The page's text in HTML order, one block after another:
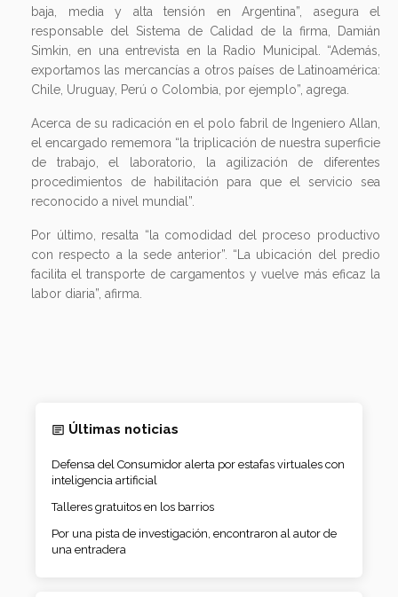
baja, media y alta tensión en Argentina”, asegura el
responsable del Sistema de Calidad de la firma, Damián
Simkin, en una entrevista en la Radio Municipal. “Además,
exportamos las mercancías a otros países de Latinoamérica:
Chile, Uruguay, Perú o Colombia, por ejemplo”, agrega.
Acerca de su radicación en el polo fabril de Ingeniero Allan,
el encargado rememora “la triplicación de nuestra superficie
de trabajo, el laboratorio, la agilización de diferentes
procedimientos de habilitación para que el servicio sea
reconocido a nivel mundial”.
Por último, resalta “la comodidad del proceso productivo
con respecto a la sede anterior”. “La ubicación del predio
facilita el transporte de cargamentos y vuelve más eficaz la
labor diaria”, afirma.
Últimas noticias
Defensa del Consumidor alerta por estafas virtuales con
inteligencia artificial
Talleres gratuitos en los barrios
Por una pista de investigación, encontraron al autor de
una entradera